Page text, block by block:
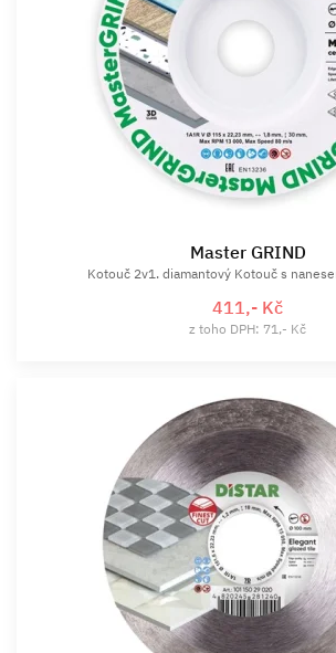
Master GRIND
Kotouč 2v1. diamantový Kotouč s
411,- Kč
z toho DPH: 71,- Kč